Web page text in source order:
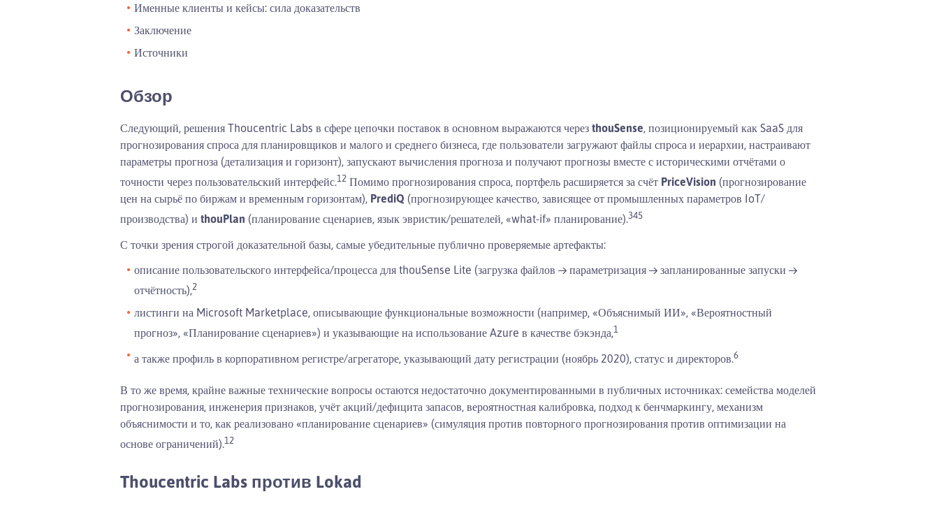
Именные клиенты и кейсы: сила доказательств
Заключение
Источники
Обзор
Следующий, решения Thoucentric Labs в сфере цепочки поставок в основном выражаются через thouSense, позиционируемый как SaaS для
прогнозирования спроса для планировщиков и малого и среднего бизнеса, где пользователи загружают файлы спроса и иерархии, настраивают
параметры прогноза (детализация и горизонт), запускают вычисления прогноза и получают прогнозы вместе с историческими отчётами о
точности через пользовательский интерфейс.12 Помимо прогнозирования спроса, портфель расширяется за счёт PriceVision (прогнозирование
цен на сырьё по биржам и временным горизонтам), PrediQ (прогнозирующее качество, зависящее от промышленных параметров IoT/
производства) и thouPlan (планирование сценариев, язык эвристик/решателей, «what-if» планирование).345
С точки зрения строгой доказательной базы, самые убедительные публично проверяемые артефакты:
описание пользовательского интерфейса/процесса для thouSense Lite (загрузка файлов → параметризация → запланированные запуски →
отчётность),2
листинги на Microsoft Marketplace, описывающие функциональные возможности (например, «Объяснимый ИИ», «Вероятностный
прогноз», «Планирование сценариев») и указывающие на использование Azure в качестве бэкэнда,1
а также профиль в корпоративном регистре/агрегаторе, указывающий дату регистрации (ноябрь 2020), статус и директоров.6
В то же время, крайне важные технические вопросы остаются недостаточно документированными в публичных источниках: семейства моделей
прогнозирования, инженерия признаков, учёт акций/дефицита запасов, вероятностная калибровка, подход к бенчмаркингу, механизм
объяснимости и то, как реализовано «планирование сценариев» (симуляция против повторного прогнозирования против оптимизации на
основе ограничений).12
Thoucentric Labs против Lokad